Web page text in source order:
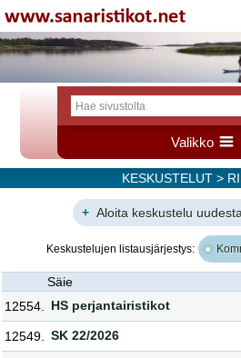
Valikko
KESKUSTELUT>
+ Aloita keskustelu
Keskustelujen listausjärjestys:
Säie
12554.
HS perjantairistikot
12549.
SK 22/2026